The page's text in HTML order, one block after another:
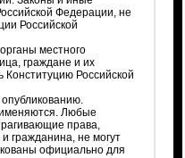
Федерации, не
Российской
местного
граждане и их
Российской
Любые
права,
гражданина, не могут
официально для